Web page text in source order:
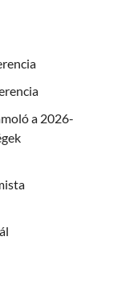
a 2026-